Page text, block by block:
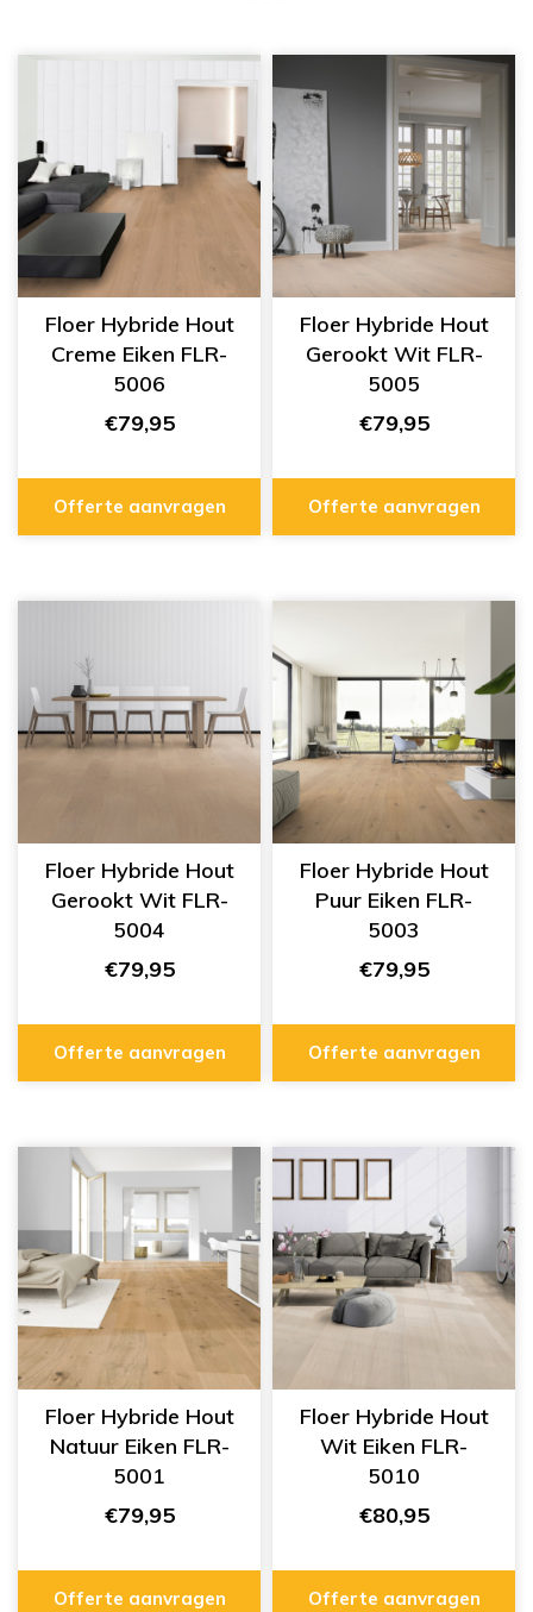
Floer Hybride Hout
Creme Eiken FLR-
5006
€79,95
Offerte aanvragen
Floer Hybride Hout
Gerookt Wit FLR-
5005
€79,95
Offerte aanvragen
Floer Hybride Hout
Gerookt Wit FLR-
5004
€79,95
Offerte aanvragen
Floer Hybride Hout
Puur Eiken FLR-
5003
€79,95
Offerte aanvragen
Floer Hybride Hout
Natuur Eiken FLR-
5001
€79,95
Offerte aanvragen
Floer Hybride Hout
Wit Eiken FLR-
5010
€80,95
Offerte aanvragen